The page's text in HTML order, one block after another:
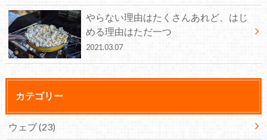
やらない理由はたくさんあれど、はじ
める理由はただ一つ
2021.03.07
カテゴリー
ウェブ(23)